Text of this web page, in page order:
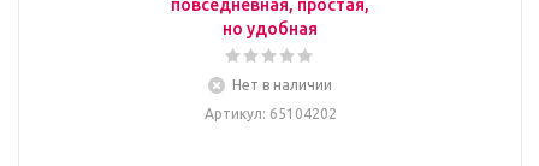
повседневная, простая,
но удобная
Нет в наличии
Артикул: 65104202